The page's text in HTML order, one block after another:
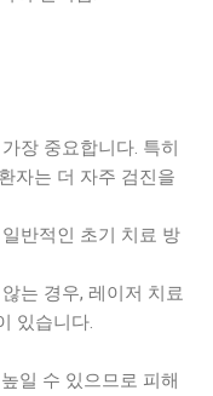
장 중요합니다. 특히
자는 더 자주 검진을
반적인 초기 치료 방
는 경우, 레이저 치료
있습니다.
일 수 있으므로 피해